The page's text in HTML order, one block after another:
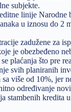
subjekte.
linije Narodne
u iznosu do 2
zadužene za
je obezbeđeno
plaćanja što pre
svih planiranih
više od 10%, jer
određivanje
stambenih kredita